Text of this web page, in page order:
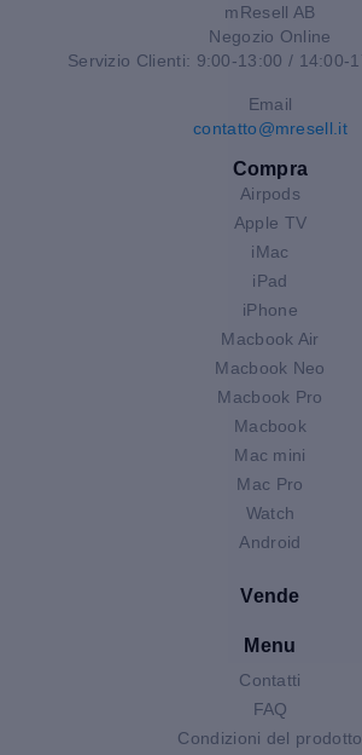
mResell AB
Negozio Online
Servizio Clienti: 9:00-13:00 / 14:00-
Email
contatto@mresell.it
Compra
Airpods
Apple TV
iMac
iPad
iPhone
Macbook Air
Macbook Neo
Macbook Pro
Macbook
Mac mini
Mac Pro
Watch
Android
Vende
Menu
Contatti
FAQ
Condizioni del prodotto